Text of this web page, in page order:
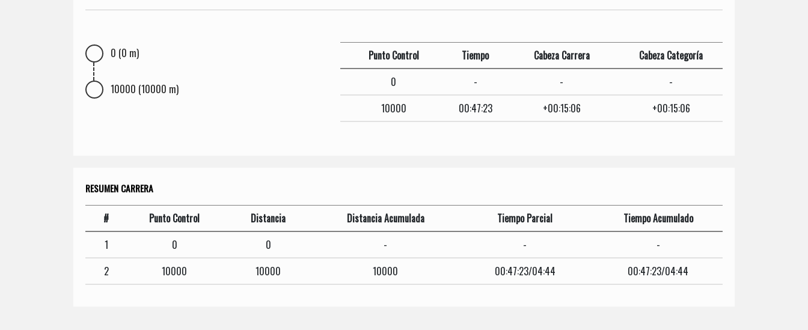
0 (0 m)
10000 (10000 m)
Punto Control Tiempo Cabeza Carrera
Cabeza Categoría
0
- -
-
10000
00:47:23 +00:15:06 +00:15:06
RESUMEN CARRERA
# Punto Control Distancia Distancia Acumulada Tiempo Parcial
Tiempo Acumulado
1
0 0 - -
-
2
10000 10000 10000 00:47:23/04:44 00:47:23/04:44